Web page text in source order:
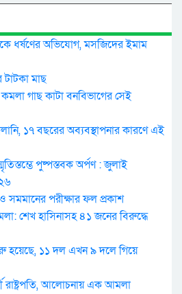
ধর্ষণের অভিযোগ, মসজিদের ইমাম
মাছ
গাছ কাটা বনবিভাগের সেই
১৭ বছরের অব্যবস্থাপনার কারণে এই
পুষ্পস্তবক অর্পণ : জুলাই
পরীক্ষার ফল প্রকাশ
শেখ হাসিনাসহ ৪১ জনের বিরুদ্ধে
হয়েছে, ১১ দল এখন ৯ দলে গিয়ে
রাষ্ট্রপতি, আলোচনায় এক আমলা